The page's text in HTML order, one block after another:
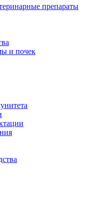
препараты
и почек